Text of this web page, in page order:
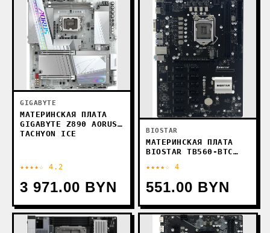
GIGABYTE
МАТЕРИНСКАЯ ПЛАТА
GIGABYTE Z890 AORUS
TACHYON ICE
★★★★☆ 4.2
3 971.00 BYN
BIOSTAR
МАТЕРИНСКАЯ ПЛАТА
BIOSTAR TB560-BTC
★★★★☆ 4
551.00 BYN